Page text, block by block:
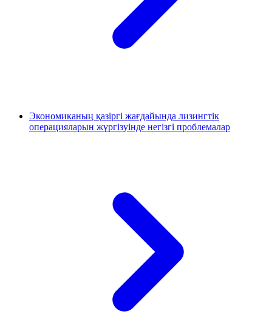
Экономиканың қазіргі жағдайында лизингтік
операцияларын жүргізуінде негізгі проблемалар